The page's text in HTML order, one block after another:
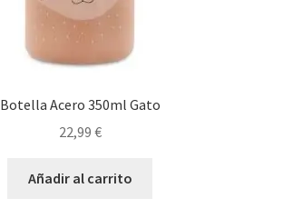
Botella Acero 350ml Gato
22,99 €
Añadir al carrito